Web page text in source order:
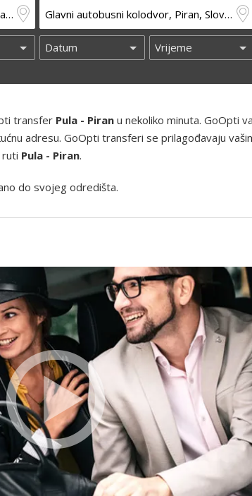
transfer Pula - Piran u nekoliko minuta. GoOpti
adresu. GoOpti transferi se prilagođavaju
Pula - Piran.
do svojeg odredišta.